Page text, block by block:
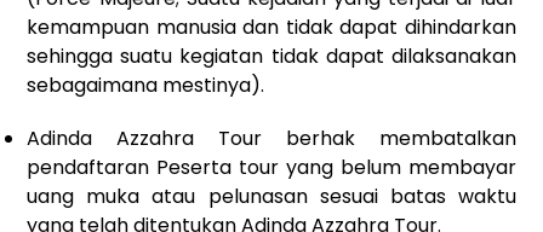
kemampuan manusia dan tidak dapat dihindarkan
sehingga suatu kegiatan tidak dapat dilaksanakan
sebagaimana mestinya).
Adinda Azzahra Tour berhak membatalkan
pendaftaran Peserta tour yang belum membayar
uang muka atau pelunasan sesuai batas waktu
yang telah ditentukan Adinda Azzahra Tour.